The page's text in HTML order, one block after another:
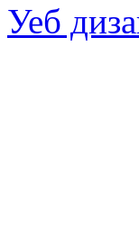
Уеб